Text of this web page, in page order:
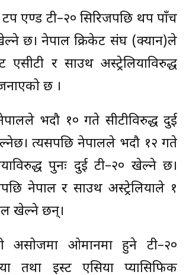
एण्ड टी–२० सिरिजपछि थप पाँच
छ। नेपाल क्रिकेट संघ (क्यान)ले
एसीटी र साउथ अस्ट्रेलियाविरुद्ध
जनाएको छ ।
भदौ १० गते सीटीविरुद्ध दुई
त्यसपछि नेपालले भदौ १२ गते
पुनः दुई टी–२० खेल्ने छ।
नेपाल र साउथ अस्ट्रेलियाले १
खेल्ने छन्।
असोजमा ओमानमा हुने टी–२०
तथा इस्ट एसिया प्यासिफिक